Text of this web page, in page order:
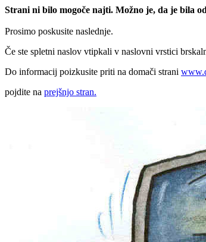
Strani ni bilo mogoče najti. Možno je, da je bila
Prosimo poskusite naslednje.
Če ste spletni naslov vtipkali v naslovni vrstici
Do informacij poizkusite priti na domači strani
pojdite na prejšnjo stran.